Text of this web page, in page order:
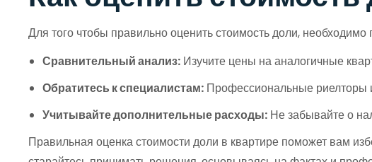
Для того чтобы правильно оценить стоимость доли,
Сравнительный анализ: Изучите цены на аналогичные
Обратитесь к специалистам: Профессиональные риелторы
Учитывайте дополнительные расходы: Не забывайте о
Правильная оценка стоимости доли в квартире поможет вам